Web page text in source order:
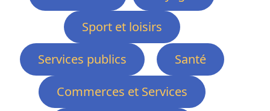
Sport et loisirs
Services publics
Santé
Commerces et Services